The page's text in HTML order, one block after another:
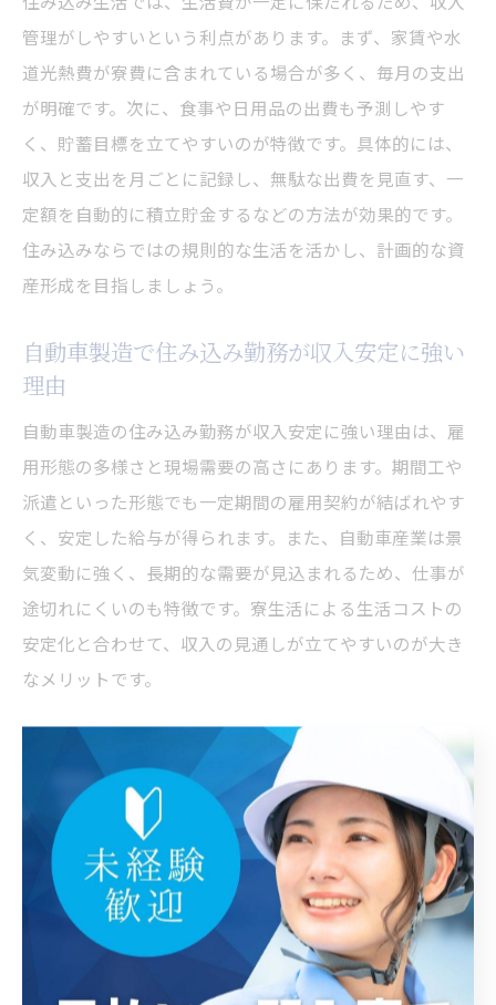
管理がしやすいという利点があります。まず、家賃や水
道光熱費が寮費に含まれている場合が多く、毎月の支出
が明確です。次に、食事や日用品の出費も予測しやす
く、貯蓄目標を立てやすいのが特徴です。具体的には、
収入と支出を月ごとに記録し、無駄な出費を見直す、一
定額を自動的に積立貯金するなどの方法が効果的です。
住み込みならではの規則的な生活を活かし、計画的な資
産形成を目指しましょう。
自動車製造で住み込み勤務が収入安定に強い
理由
自動車製造の住み込み勤務が収入安定に強い理由は、雇
用形態の多様さと現場需要の高さにあります。期間工や
派遣といった形態でも一定期間の雇用契約が結ばれやす
く、安定した給与が得られます。また、自動車産業は景
気変動に強く、長期的な需要が見込まれるため、仕事が
途切れにくいのも特徴です。寮生活による生活コストの
安定化と合わせて、収入の見通しが立てやすいのが大き
なメリットです。
住み込み自動車工場の給与体制と安定のコツ
住み込み自動車工場の給与体制は、基本給に加え各種手
当が充実していることが多いです。例えば、夜勤手当や
皆勤手当などが加算され、月々の収入が安定しやすい仕
組みです。安定収入を得るコツとしては、出勤率を高め
ること、与えられた作業を着実にこなすことが重要で
す。また、定期的なスキルアップや資格取得により、よ